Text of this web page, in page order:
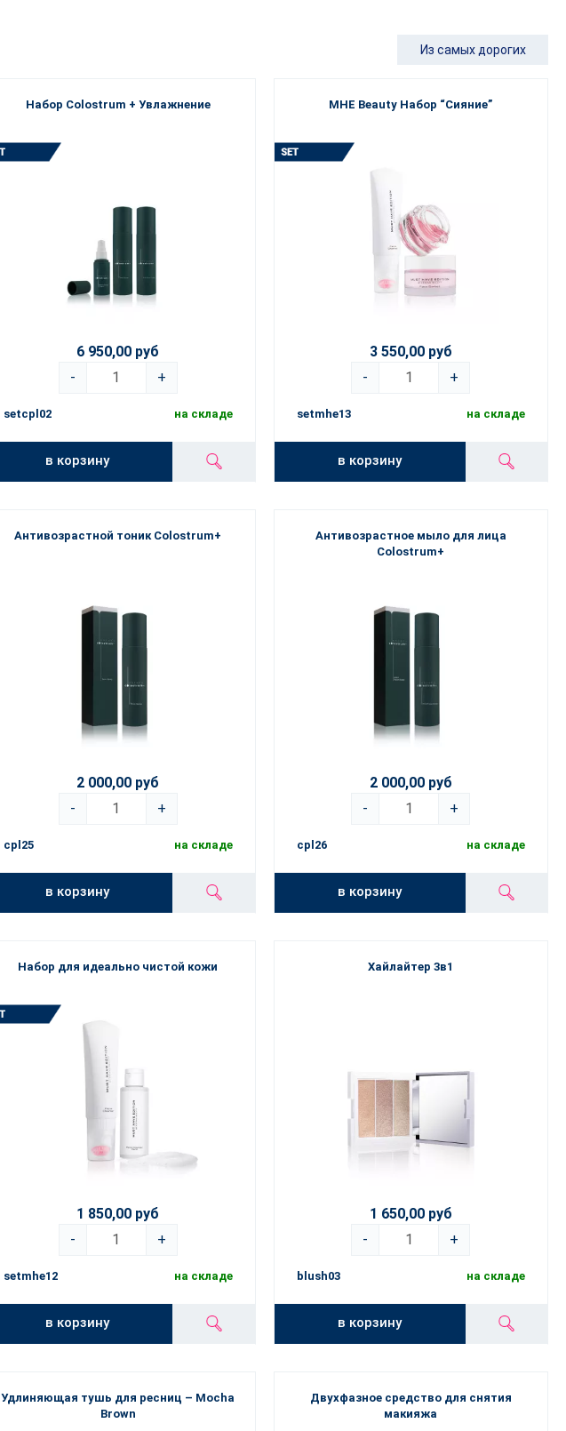
Из самых дорогих
Набор Colostrum + Увлажнение
6 950,00 руб
-
+
setcpl02 на складе
в корзину
MHE Beauty Набор “Сияние”
3 550,00 руб
-
+
setmhe13 на складе
в корзину
Антивозрастной тоник Colostrum+
2 000,00 руб
-
+
cpl25 на складе
в корзину
Антивозрастное мыло для лица
Colostrum+
2 000,00 руб
-
+
cpl26 на складе
в корзину
Набор для идеально чистой кожи
1 850,00 руб
-
+
setmhe12 на складе
в корзину
Хайлайтер 3в1
1 650,00 руб
-
+
blush03 на складе
в корзину
Удлиняющая тушь для ресниц – Mocha
Brown
Двухфазное средство для снятия
макияжа